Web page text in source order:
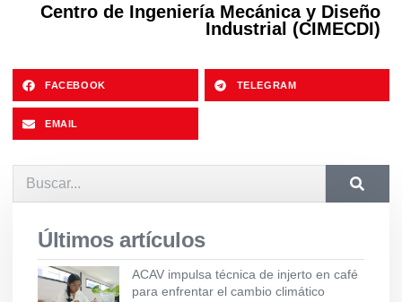
Centro de Ingeniería Mecánica y Diseño
Industrial (CIMECDI)
FACEBOOK TELEGRAM
EMAIL
Últimos artículos
ACAV impulsa técnica de injerto en café
para enfrentar el cambio climático